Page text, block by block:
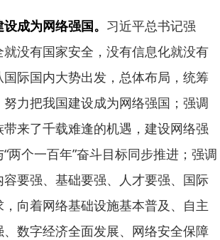
成为网络强国。 习近平总书记强
没有国家安全，没有信息化就没有
际国内大势出发，总体布局，统筹
力把我国建设成为网络强国；强调
来了千载难逢的机遇，建设网络强
两个一百年”奋斗目标同步推进；强调
要强、基础要强、人才要强、国际
向着网络基础设施基本普及、自主
数字经济全面发展、网络安全保障